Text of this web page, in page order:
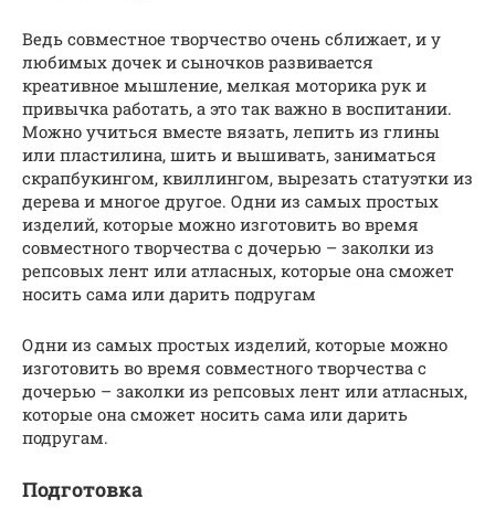
Ведь совместное творчество очень сближает, и у
любимых дочек и сыночков развивается
креативное мышление, мелкая моторика рук и
привычка работать, а это так важно в воспитании.
Можно учиться вместе вязать, лепить из глины
или пластилина, шить и вышивать, заниматься
скрапбукингом, квиллингом, вырезать статуэтки из
дерева и многое другое. Одни из самых простых
изделий, которые можно изготовить во время
совместного творчества с дочерью – заколки из
репсовых лент или атласных, которые она сможет
носить сама или дарить подругам
Одни из самых простых изделий, которые можно
изготовить во время совместного творчества с
дочерью – заколки из репсовых лент или атласных,
которые она сможет носить сама или дарить
подругам.
Подготовка